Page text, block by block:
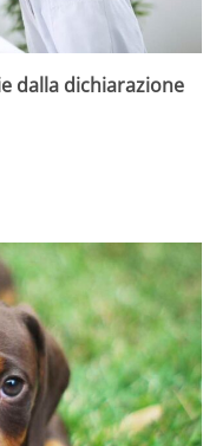
dalla dichiarazione